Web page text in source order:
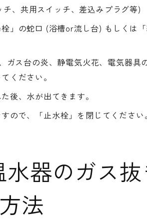
、共用スイッチ、差込みプラグ等)
」の蛇口 (浴槽or流し台) もしくは
ガス台の炎、静電気火花、電気器具
ください。
後、水が出てきます。
ので、「止水栓」を閉じてください。
器のガス抜
法